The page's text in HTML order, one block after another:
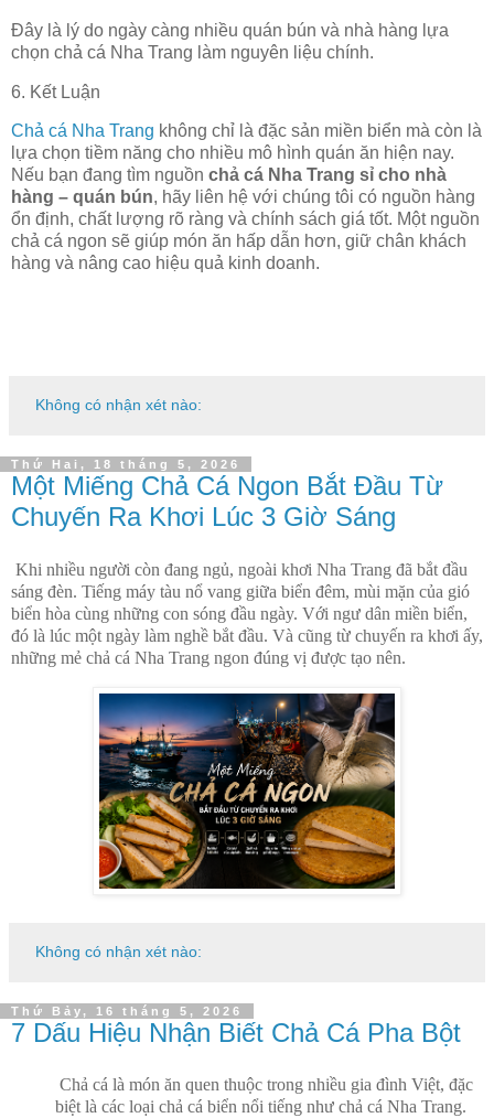
Đây là lý do ngày càng nhiều quán bún và nhà hàng lựa
chọn chả cá Nha Trang làm nguyên liệu chính.
6. Kết Luận
Chả cá Nha Trang không chỉ là đặc sản miền biển mà còn là
lựa chọn tiềm năng cho nhiều mô hình quán ăn hiện nay.
Nếu bạn đang tìm nguồn chả cá Nha Trang sỉ cho nhà
hàng – quán bún, hãy liên hệ với chúng tôi có nguồn hàng
ổn định, chất lượng rõ ràng và chính sách giá tốt. Một nguồn
chả cá ngon sẽ giúp món ăn hấp dẫn hơn, giữ chân khách
hàng và nâng cao hiệu quả kinh doanh.
Không có nhận xét nào:
Thứ Hai, 18 tháng 5, 2026
Một Miếng Chả Cá Ngon Bắt Đầu Từ
Chuyến Ra Khơi Lúc 3 Giờ Sáng
Khi nhiều người còn đang ngủ, ngoài khơi Nha Trang đã bắt đầu
sáng đèn. Tiếng máy tàu nổ vang giữa biển đêm, mùi mặn của gió
biển hòa cùng những con sóng đầu ngày. Với ngư dân miền biển,
đó là lúc một ngày làm nghề bắt đầu. Và cũng từ chuyến ra khơi ấy,
những mẻ chả cá Nha Trang ngon đúng vị được tạo nên.
Không có nhận xét nào:
Thứ Bảy, 16 tháng 5, 2026
7 Dấu Hiệu Nhận Biết Chả Cá Pha Bột
Chả cá là món ăn quen thuộc trong nhiều gia đình Việt, đặc
biệt là các loại chả cá biển nổi tiếng như chả cá Nha Trang.